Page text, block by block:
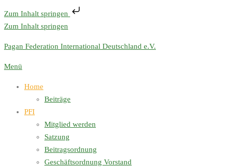
Zum Inhalt springen
Zum Inhalt springen
Pagan Federation International Deutschland e.V.
Menü
Home
Beiträge
PFI
Mitglied werden
Satzung
Beitragsordnung
Geschäftsordnung Vorstand